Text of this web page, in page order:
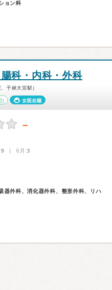
ョン科
腸科・内科・外科
千林大宮駅）
) 女医在籍
－
9 | 6月:3
器外科、消化器外科、整形外科、リハ